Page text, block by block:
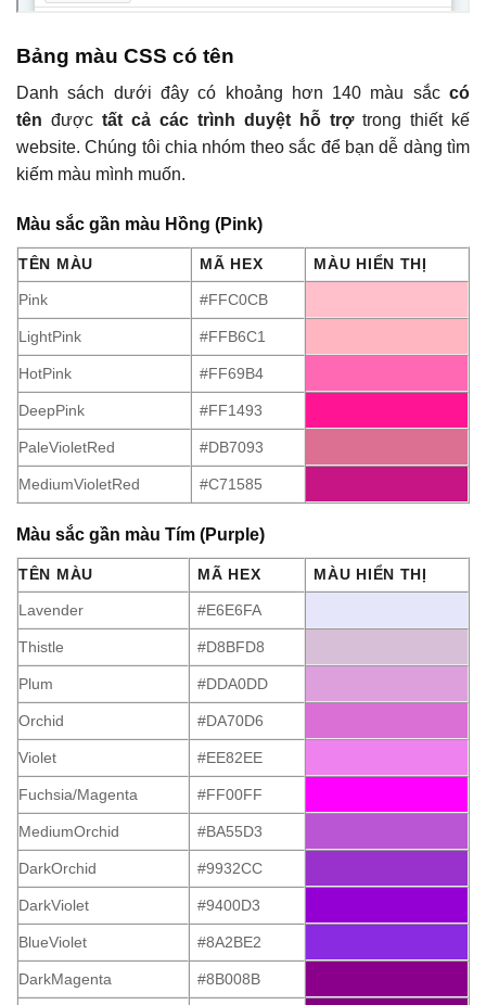
Bảng màu CSS có tên
Danh sách dưới đây có khoảng hơn 140 màu sắc có
tên được tất cả các trình duyệt hỗ trợtrong thiết kế
website. Chúng tôi chia nhóm theo sắc để bạn dễ dàng tìm
kiếm màu mình muốn.
Màu sắc gần màu Hồng (Pink)
TÊN MÀU MÃ HEX MÀU HIỂN THỊ
Pink #FFC0CB
LightPink #FFB6C1
HotPink #FF69B4
DeepPink #FF1493
PaleVioletRed #DB7093
MediumVioletRed #C71585
Màu sắc gần màu Tím (Purple)
TÊN MÀU MÃ HEX MÀU HIỂN THỊ
Lavender #E6E6FA
Thistle #D8BFD8
Plum #DDA0DD
Orchid #DA70D6
Violet #EE82EE
Fuchsia/Magenta #FF00FF
MediumOrchid #BA55D3
DarkOrchid #9932CC
DarkViolet #9400D3
BlueViolet #8A2BE2
DarkMagenta #8B008B